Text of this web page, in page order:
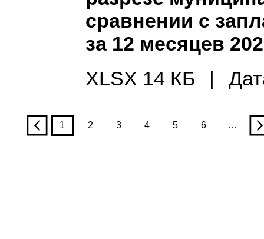
сравнении с
за 12 месяцев
XLSX 14 КБ
|
p 1 2 3 4 5 6 … n